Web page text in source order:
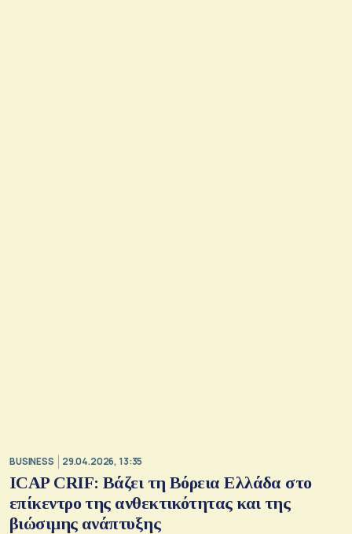
BUSINESS 29.04.2026, 13:35
ICAP CRIF: Βάζει τη Βόρεια Ελλάδα στο
επίκεντρο της ανθεκτικότητας και της
βιώσιμης ανάπτυξης